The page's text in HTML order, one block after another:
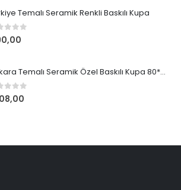
Temalı Seramik Renkli Baskılı Kupa
of 5
Ankara Temalı Seramik Özel Baskılı Kupa 80*95mm
of 5